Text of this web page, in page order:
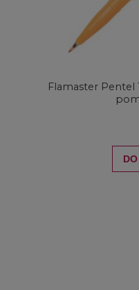
Flamaster Pentel